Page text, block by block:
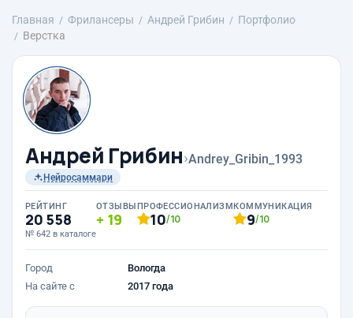
Главная Фрилансеры Андрей Грибин
Портфолио
Верстка
Андрей Грибин›Andrey_Gribin_1993
Нейросаммари
РЕЙТИНГ
20 558
№ 642 в каталоге
ОТЗЫВЫ
19
ПРОФЕССИОНАЛИЗМ
10/10
КОММУНИКАЦИЯ
9/10
Город
Вологда
На сайте с
2017 года